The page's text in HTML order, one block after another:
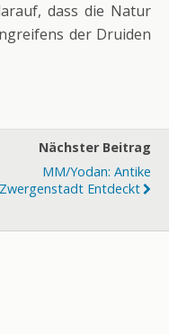
dass die Natur
der Druiden
Nächster Beitrag
MM/Yodan: Antike
Zwergenstadt Entdeckt